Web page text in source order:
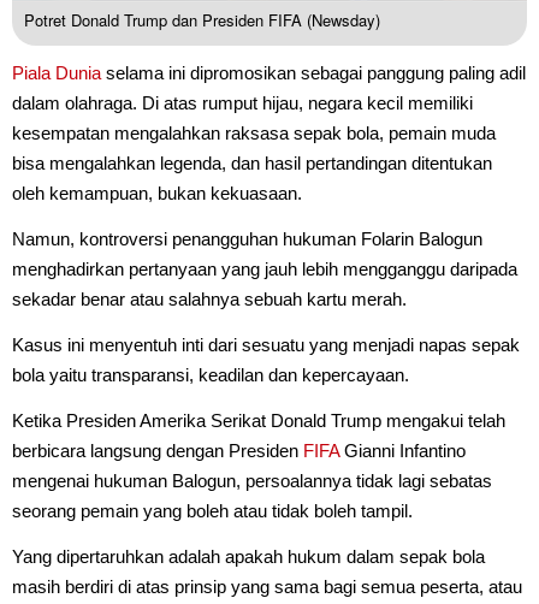
Potret Donald Trump dan Presiden FIFA (Newsday)
Piala Dunia selama ini dipromosikan sebagai panggung paling adil
dalam olahraga. Di atas rumput hijau, negara kecil memiliki
kesempatan mengalahkan raksasa sepak bola, pemain muda
bisa mengalahkan legenda, dan hasil pertandingan ditentukan
oleh kemampuan, bukan kekuasaan.
Namun, kontroversi penangguhan hukuman Folarin Balogun
menghadirkan pertanyaan yang jauh lebih mengganggu daripada
sekadar benar atau salahnya sebuah kartu merah.
Kasus ini menyentuh inti dari sesuatu yang menjadi napas sepak
bola yaitu transparansi, keadilan dan kepercayaan.
Ketika Presiden Amerika Serikat Donald Trump mengakui telah
berbicara langsung dengan Presiden FIFAGianni Infantino
mengenai hukuman Balogun, persoalannya tidak lagi sebatas
seorang pemain yang boleh atau tidak boleh tampil.
Yang dipertaruhkan adalah apakah hukum dalam sepak bola
masih berdiri di atas prinsip yang sama bagi semua peserta, atau